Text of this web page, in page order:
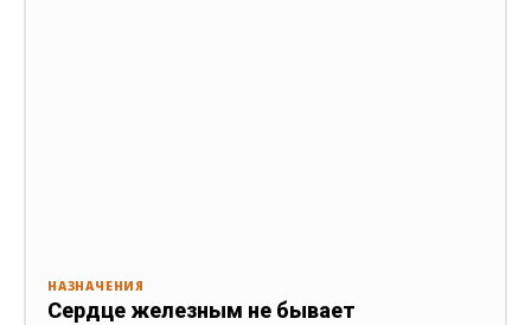
НАЗНАЧЕНИЯ
Сердце железным не бывает